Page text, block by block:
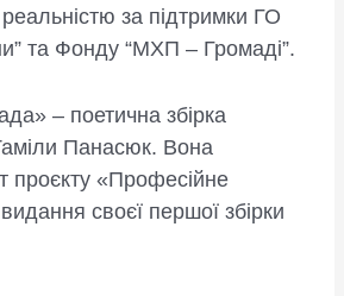
реальністю за підтримки ГО
та Фонду “МХП – Громаді”.
– поетична збірка
Панасюк. Вона
проєкту «Професійне
своєї першої збірки